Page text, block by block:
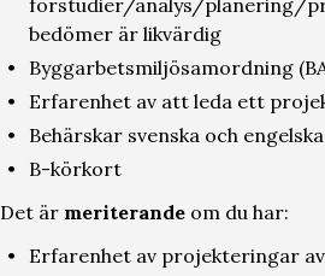
förstudier/analys/planering/
bedömer är likvärdig
Byggarbetsmiljösamordning
Erfarenhet av att leda ett
Behärskar svenska och
B-körkort
Det är meriterande om du har:
Erfarenhet av projekteringar